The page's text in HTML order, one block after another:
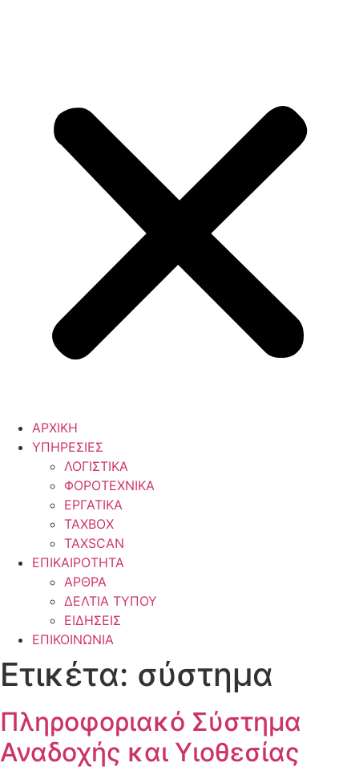
ΑΡΧΙΚΗ
ΥΠΗΡΕΣΙΕΣ
ΛΟΓΙΣΤΙΚΑ
ΦΟΡΟΤΕΧΝΙΚΑ
ΕΡΓΑΤΙΚΑ
TAXBOX
TAXSCAN
ΕΠΙΚΑΙΡΟΤΗΤΑ
ΑΡΘΡΑ
ΔΕΛΤΙΑ ΤΥΠΟΥ
ΕΙΔΗΣΕΙΣ
ΕΠΙΚΟΙΝΩΝΙΑ
Ετικέτα: σύστημα
Πληροφοριακό Σύστημα
Αναδοχής και Υιοθεσίας